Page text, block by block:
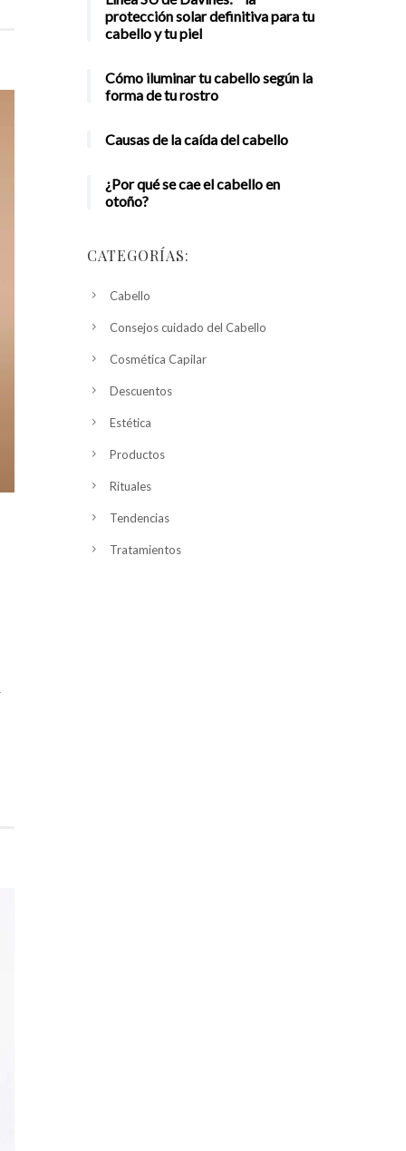
protección solar definitiva para tu
cabello y tu piel
Cómo iluminar tu cabello según la
forma de tu rostro
Causas de la caída del cabello
¿Por qué se cae el cabello en
otoño?
CATEGORÍAS:
Cabello
Consejos cuidado del Cabello
Cosmética Capilar
Descuentos
Estética
Productos
Rituales
Tendencias
Tratamientos